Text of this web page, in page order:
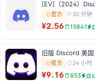
[EV]（2024）
官方 30 分钟
¥2.56 15841
旧版 Discord 美
官方 24 小时
¥9.16 853 自